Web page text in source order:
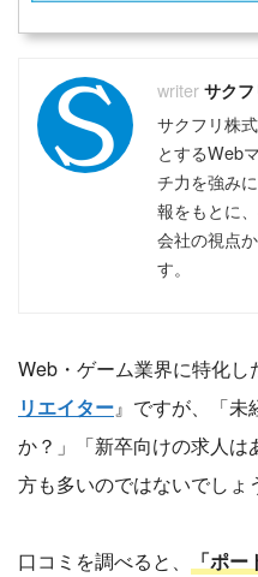
おすすめのWebデザインス
おすすめの動画編集スクール
おすすめのアフィリエイト
おすすめのバーチャルオフィ
おすすめのファクタリング
おすすめの不動産クラウド
おすすめのソーシャルレン
おすすめの資産運用セミナー
おすすめの不動産投資セミナ
サク
サクフリ株
とするWeb
チ力を強み
報をもとに
会社の視点
す。
Web・ゲーム業界に特化し
リエイター』ですが、「未
か？」「新卒向けの求人は
方も多いのではないでしょ
口コミを調べると、
「ポ